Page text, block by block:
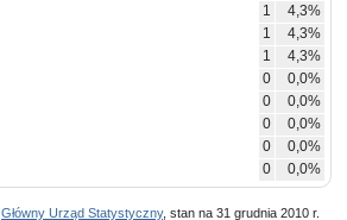
1
4,3%
1
4,3%
1
4,3%
0
0,0%
0
0,0%
0
0,0%
0
0,0%
0 0,0%
Główny Urząd Statystyczny, stan na 31 grudnia 2010 r.